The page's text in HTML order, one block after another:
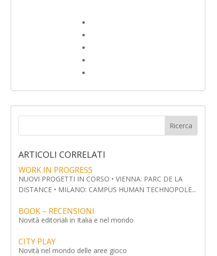
ARTICOLI CORRELATI
WORK IN PROGRESS
NUOVI PROGETTI IN CORSO • VIENNA: PARC DE LA
DISTANCE • MILANO: CAMPUS HUMAN TECHNOPOLE...
BOOK – RECENSIONI
Novità editoriali in Italia e nel mondo
CITY PLAY
Novità nel mondo delle aree gioco